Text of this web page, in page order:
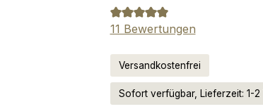
Durchschnittliche
11 Bewertungen
Versandkostenfrei
Sofort verfügbar, Lieferzeit: 1-2